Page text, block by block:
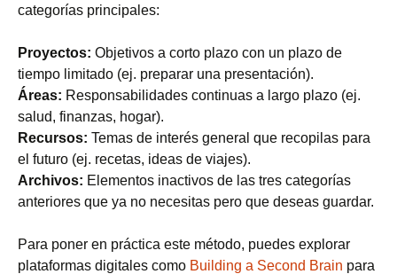
categorías principales:
Proyectos: Objetivos a corto plazo con un plazo de
tiempo limitado (ej. preparar una presentación).
Áreas: Responsabilidades continuas a largo plazo (ej.
salud, finanzas, hogar).
Recursos: Temas de interés general que recopilas para
el futuro (ej. recetas, ideas de viajes).
Archivos: Elementos inactivos de las tres categorías
anteriores que ya no necesitas pero que deseas guardar.
Para poner en práctica este método, puedes explorar
plataformas digitales como Building a Second Brain para